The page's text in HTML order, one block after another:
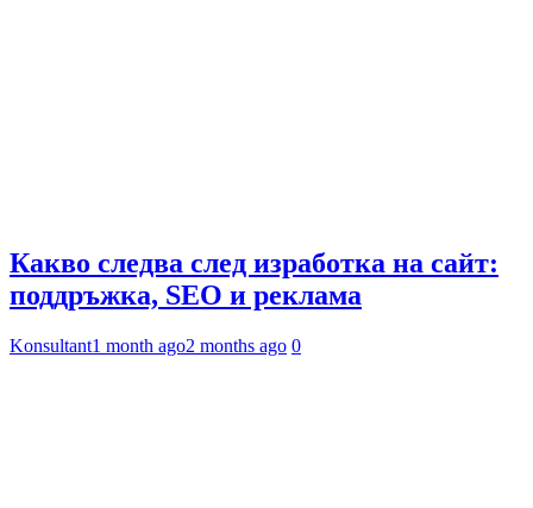
Какво следва след изработка на сайт:
поддръжка, SEO и реклама
Konsultant1 month ago2 months ago 0